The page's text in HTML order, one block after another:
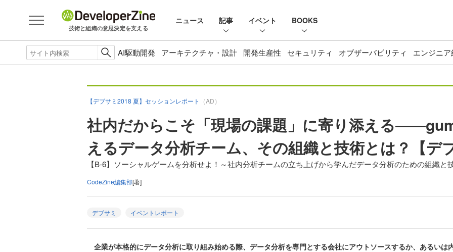
技術と組織の意思決定を支える
ニュース 記事 イベント BOOKS
AI駆動開発 アーキテクチャ・設計 開発生産性 セキュリティ オブザーバビリティ エンジニ
【デブサミ2018 夏】セッションレポート （AD）
社内だからこそ「現場の課題」に寄り添える
えるデータ分析チーム、その組織と技術とは？【デ
【B-6】ソーシャルゲームを分析せよ！～社内分析チームの立ち上げから学んだデータ分析のための組織と
CodeZine編集部[著]
デブサミ イベントレポート
企業が本格的にデータ分析に取り組み始める際、データ分析を専門とする会社にアウトソースするか、あるいは